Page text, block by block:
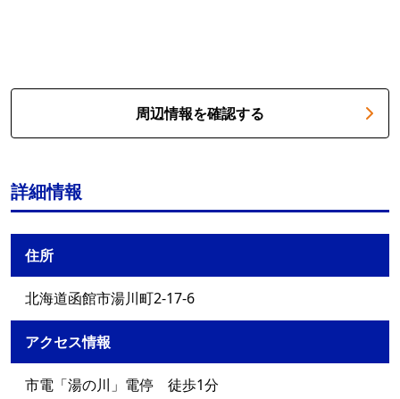
周辺情報を確認する
詳細情報
住所
北海道函館市湯川町2-17-6
アクセス情報
市電「湯の川」電停 徒歩1分